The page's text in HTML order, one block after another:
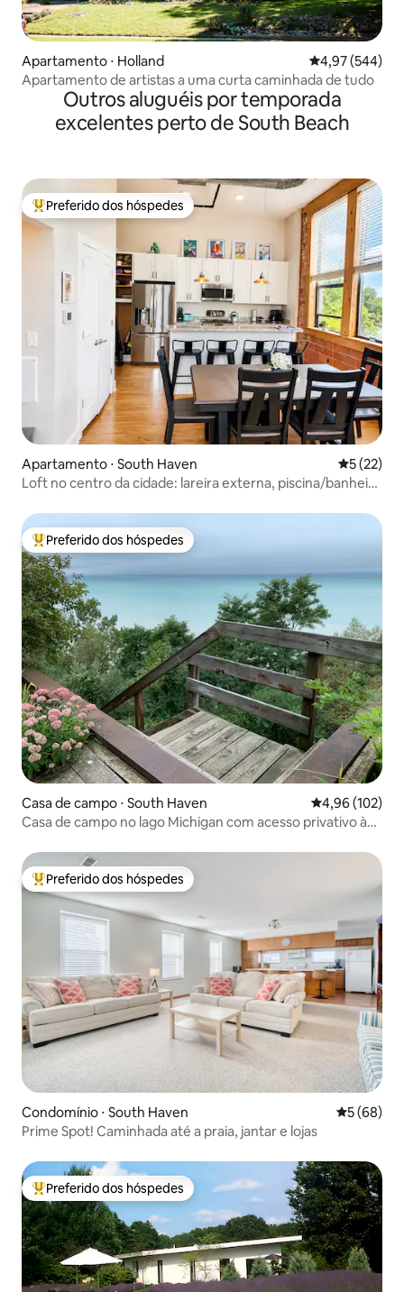
Apartamento ⋅ Holland 4,97 de uma
4,97 (544)
Apartamento de artistas a uma curta caminhada de tudo
Outros aluguéis por temporada
excelentes perto de South Beach
Entre os melhores preferidos dos hóspedes
Preferido dos hóspedes
Apartamento ⋅ South Haven 5 de uma
5 (22)
Loft no centro da cidade: lareira externa, piscina/banheira
Entre os melhores preferidos dos hóspedes
Preferido dos hóspedes
Casa de campo ⋅ South Haven 4,96 de uma
4,96 (102)
Casa de campo no lago Michigan com acesso privativo à
Entre os melhores preferidos dos hóspedes
Preferido dos hóspedes
Condomínio ⋅ South Haven 5 de uma
5 (68)
Prime Spot! Caminhada até a praia, jantar e lojas
Entre os melhores preferidos dos hóspedes
Preferido dos hóspedes